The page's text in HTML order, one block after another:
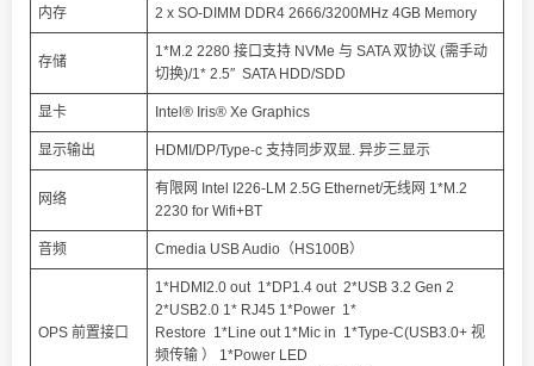
内存 2 x SO-DIMM DDR4 2666/3200MHz 4GB Memory
存储
1*M.2 2280 接口支持 NVMe 与 SATA 双协议 (需手动
切换)/1* 2.5″ SATA HDD/SDD
显卡 Intel® Iris® Xe Graphics
显示输出 HDMI/DP/Type-c 支持同步双显. 异步三显示
网络
有限网 Intel I226-LM 2.5G Ethernet/无线网 1*M.2
2230 for Wifi+BT
音频 Cmedia USB Audio（HS100B）
OPS 前置接口
1*HDMI2.0 out 1*DP1.4 out 2*USB 3.2 Gen 2
2*USB2.0 1* RJ45 1*Power 1*
Restore 1*Line out 1*Mic in 1*Type-C(USB3.0+ 视
频传输 ） 1*Power LED